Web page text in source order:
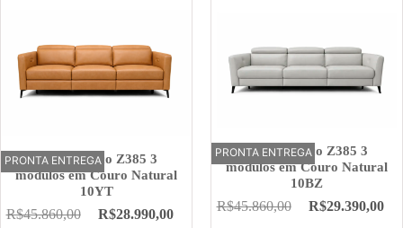
OFERTA
PRONTA ENTREGA
Sofá Elétrico Z385 3
módulos em Couro Natural
10YT
R$45.860,00 R$28.990,00
OFERTA
PRONTA ENTREGA
Sofá Elétrico Z385 3
módulos em Couro Natural
10BZ
R$45.860,00 R$29.390,00